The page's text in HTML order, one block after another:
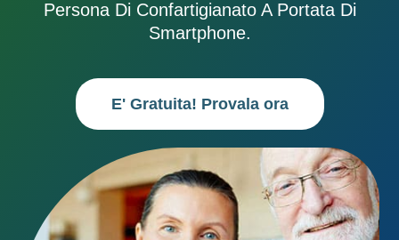
Persona Di Confartigianato A Portata Di
Smartphone.
E' Gratuita! Provala ora